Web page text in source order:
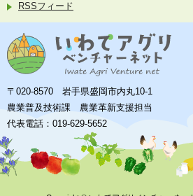
RSSフィード
〒020-8570 岩手県盛岡市内丸10-1
農業普及技術課 農業革新支援担当
代表電話：019-629-5652